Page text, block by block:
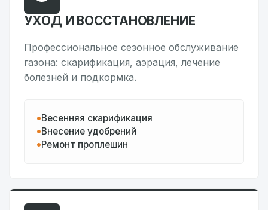
УХОД И ВОССТАНОВЛЕНИЕ
Профессиональное сезонное обслуживание
газона: скарификация, аэрация, лечение
болезней и подкормка.
Весенняя скарификация
Внесение удобрений
Ремонт проплешин